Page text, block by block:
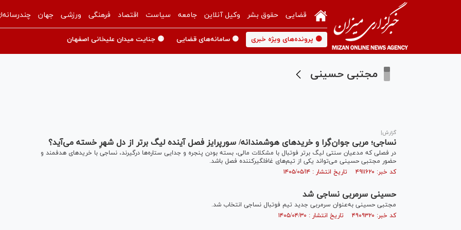
قضایی حقوق بشر وکیل آنلاین جامعه سیاست اقتصاد فرهنگی ورزشی جهان
🟡 پرونده‌های ویژه خبری 🟡 سامانه‌های قضایی 🟡 جنایت میدان علیخانی اصفهان
مجتبی حسینی
گزارش|
نساجی؛ مربی جوان‌گِرا و خرید‌های هوشمندانه/ سورپرایز فصل آینده لیگ برتر از دل شهرِ خسته می‌آید؟
در فصلی که مدعیان سنتی لیگ برتر فوتبال با مشکلات مالی، بسته بودن پنجره و جدایی ستاره‌ها درگیرند، نساجی با خرید‌های هدفمند و
حضور مجتبی حسینی می‌تواند یکی از تیم‌های غافلگیرکننده فصل باشد.
کد خبر: ۴۹۱۱۶۲۰ تاریخ انتشار : ۱۴۰۵/۰۵/۱۴
حسینی سرمربی نساجی شد
مجتبی حسینی به‌عنوان سرمربی جدید تیم فوتبال نساجی انتخاب شد.
کد خبر: ۴۹۰۹۳۲۰ تاریخ انتشار : ۱۴۰۵/۰۴/۳۰